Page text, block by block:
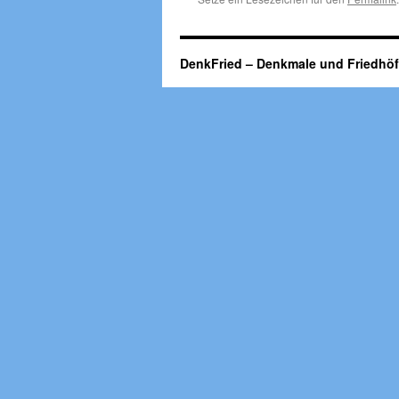
DenkFried – Denkmale und